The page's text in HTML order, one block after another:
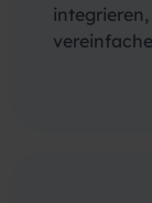
integrieren,